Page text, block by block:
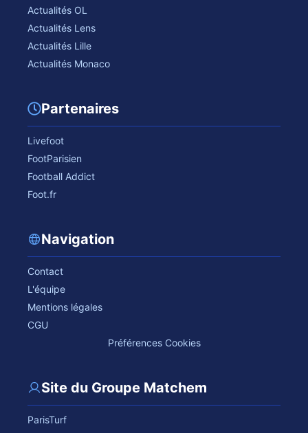
Actualités OL
Actualités Lens
Actualités Lille
Actualités Monaco
Partenaires
Livefoot
FootParisien
Football Addict
Foot.fr
Navigation
Contact
L'équipe
Mentions légales
CGU
Préférences Cookies
Site du Groupe Matchem
ParisTurf